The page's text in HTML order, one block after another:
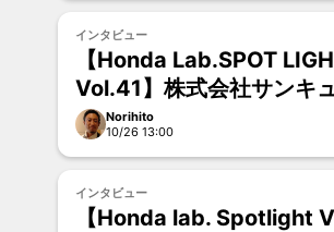
インタビュー
【Honda Lab.SPOT
Vol.41】株式会社サン
代表 岩井 啓訓さん
Norihito
10/26 13:00
インタビュー
【Honda lab. Spotlight